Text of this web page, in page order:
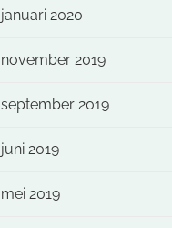
januari 2020
november 2019
september 2019
juni 2019
mei 2019